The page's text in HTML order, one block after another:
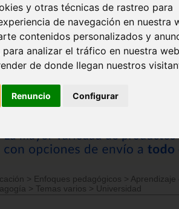
y otras técnicas de rastreo para
de navegación en nuestra
contenidos personalizados y
para analizar el tráfico en nuestra
de donde llegan nuestros
Renuncio Configurar
> Enfoques pedagógicos > Aprendizaje
> Temas varios > Universidad